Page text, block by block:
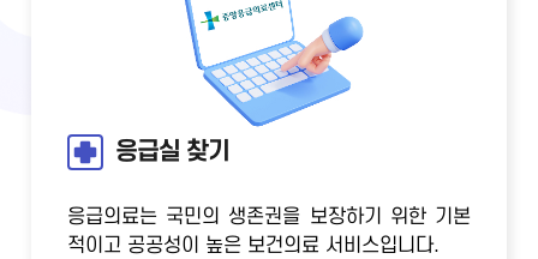
응급실 찾기
응급의료는 국민의 생존권을 보장하기 위한 기본
적이고 공공성이 높은 보건의료 서비스입니다.